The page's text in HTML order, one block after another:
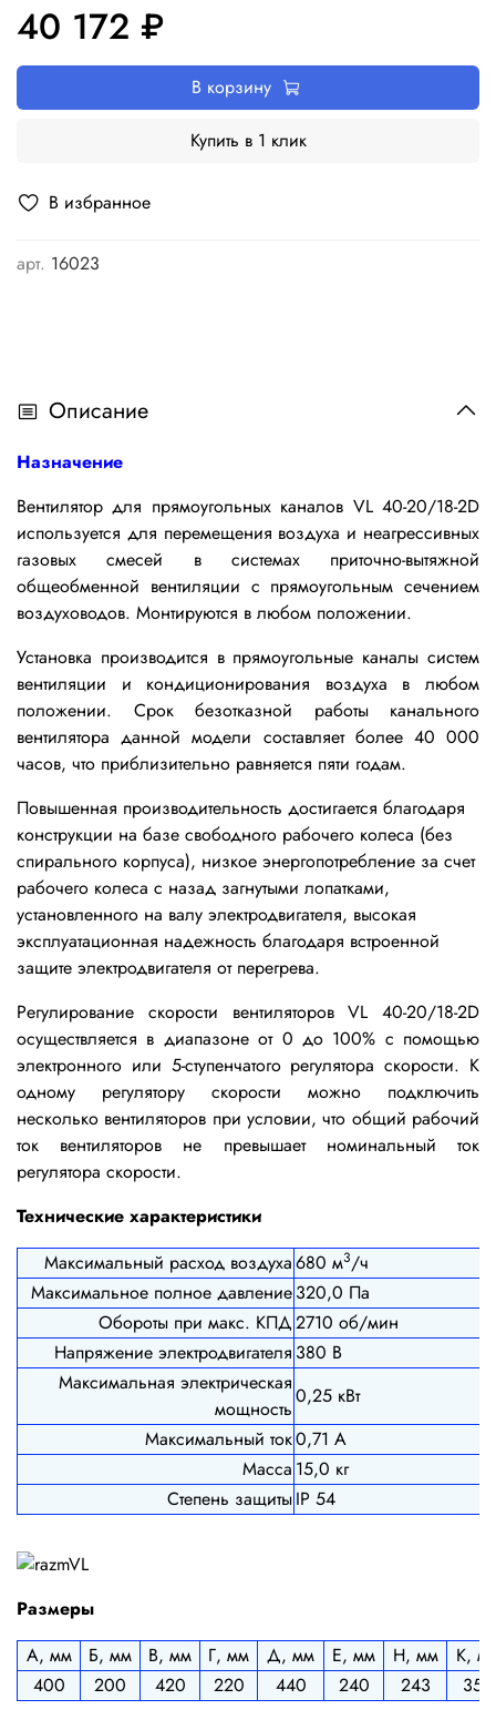
В избранное
арт. 16023
40 172 ₽
В корзину
Купить в 1 клик
Описание
Назначение
Вентилятор для прямоугольных каналов VL 40-20/18-2D
используется для перемещения воздуха и неагрессивных
газовых смесей в системах приточно-вытяжной
общеобменной вентиляции c прямоугольным сечением
воздуховодов. Монтируются в любом положении.
Установка производится в прямоугольные каналы систем
вентиляции и кондиционирования воздуха в любом
положении. Срок безотказной работы канального
вентилятора данной модели составляет более 40 000
часов, что приблизительно равняется пяти годам.
Повышенная производительность достигается благодаря
конструкции на базе свободного рабочего колеса (без
спирального корпуса), низкое энергопотребление за счет
рабочего колеса с назад загнутыми лопатками,
установленного на валу электродвигателя, высокая
эксплуатационная надежность благодаря встроенной
защите электродвигателя от перегрева.
Регулирование скорости вентиляторов VL 40-20/18-2D
осуществляется в диапазоне от 0 до 100% с помощью
электронного или 5-ступенчатого регулятора скорости. К
одному регулятору скорости можно подключить
несколько вентиляторов при условии, что общий рабочий
ток вентиляторов не превышает номинальный ток
регулятора скорости.
Технические характеристики
Максимальный расход воздуха680 м3/ч
Максимальное полное давление320,0 Па
Обороты при макс. КПД2710 об/мин
Напряжение электродвигателя 380 В
Максимальная электрическая
мощность
0,25 кВт
Максимальный ток0,71 А
Масса 15,0 кг
Степень защитыIP 54
Размеры
А, мм
Б, мм В, мм Г, мм Д, мм Е, мм Н, мм
К,
400
200 420 220 440 240 243 358